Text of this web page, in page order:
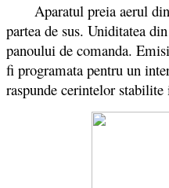
Aparatul preia aerul
partea de sus. Uniditatea
panoului de comanda.
fi programata pentru un
raspunde cerintelor